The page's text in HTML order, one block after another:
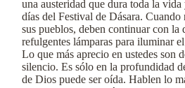
una austeridad que dura toda la
días del Festival de Dásara. Cuando
sus pueblos, deben continuar con la
refulgentes lámparas para iluminar
Lo que más aprecio en ustedes son
silencio. Es sólo en la profundidad
de Dios puede ser oída. Hablen lo